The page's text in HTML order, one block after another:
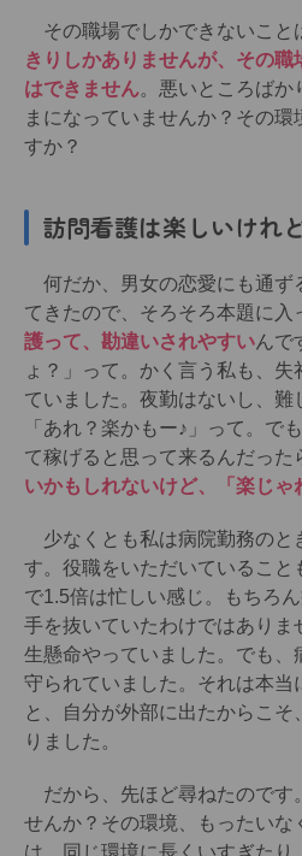
その職場でしかできないこと
きりしかありませんが、その職
はできません。悪いところばか
まになっていませんか？その
すか？
訪問看護は楽しいけれ
何だか、男女の恋愛にも通ず
てきたので、そろそろ本題に入
護って、勘違いされやすいんで
ょ？」って。かく言う私も、
ていました。夜勤はないし、難
「あれ？楽かもー♪」って。で
て稼げると思って来るんだった
いかもしれないけど、「楽じゃ
少なくとも私は病院勤務のと
す。役職をいただいていること
で1.5倍は忙しい感じ。もちろ
手を抜いていたわけではありま
生懸命やっていました。でも、
守られていました。それは本当
と、自分が外部に出たからこ
りました。
だから、先ほど尋ねたのです
せんか？その環境、もったいな